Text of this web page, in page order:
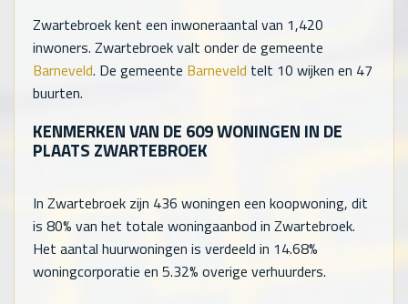
Zwartebroek kent een inwoneraantal van 1,420
inwoners. Zwartebroek valt onder de gemeente
Barneveld. De gemeente Barneveld telt 10 wijken en 47
buurten.
KENMERKEN VAN DE 609WONINGEN IN DE
PLAATS ZWARTEBROEK
In Zwartebroek zijn 436 woningen een koopwoning, dit
is 80% van het totale woningaanbod in Zwartebroek.
Het aantal huurwoningen is verdeeld in 14.68%
woningcorporatie en 5.32% overige verhuurders.